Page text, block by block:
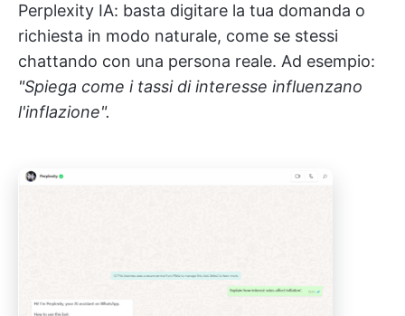
Perplexity IA: basta digitare la tua domanda o
richiesta in modo naturale, come se stessi
chattando con una persona reale. Ad esempio:
"Spiega come i tassi di interesse influenzano
l'inflazione".